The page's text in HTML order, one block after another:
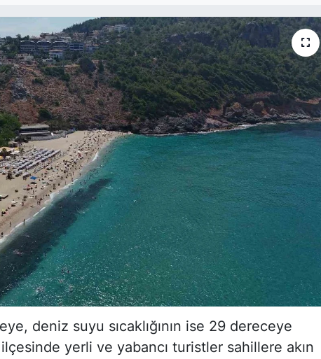
deniz suyu sıcaklığının ise 29 dereceye
ilçesinde yerli ve yabancı turistler sahillere akın